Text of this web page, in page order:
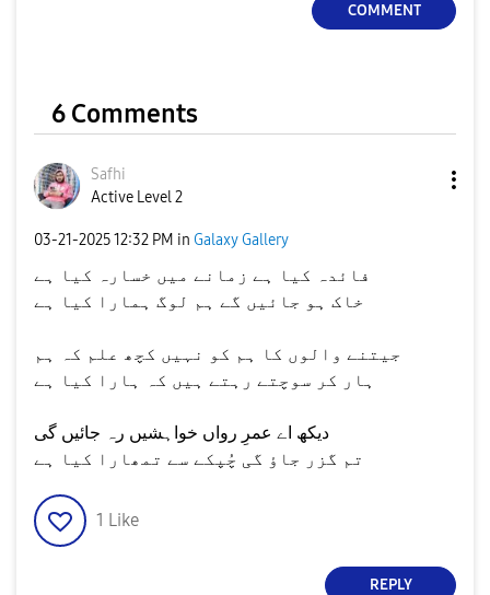
COMMENT
6 Comments
Safhi
Active Level 2
‎03-21-202512:32 PM in Galaxy Gallery
فائدہ کیا ہے زمانے میں خسارہ کیا ہے
خاک ہو جائیں گے ہم لوگ ہمارا کیا ہے
جیتنے والوں کا ہم کو نہیں کچھ علم کہ ہم
ہار کر سوچتے رہتے ہیں کہ ہارا کیا ہے
دیکھ اے عمرِ رواں خواہشیں رہ جائیں گی
تم گزر جاؤ گی چُپکے سے تمھارا کیا ہے
1 Like
REPLY